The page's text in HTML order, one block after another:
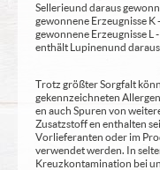
Sellerie und daraus
gewonnene Erzeugnisse K
gewonnene Erzeugnisse
enthält Lupinen und
Trotz größter Sorgfalt
gekennzeichneten
en auch Spuren von
Zusatzstoff en enthalten
Vorlieferanten oder im
verwendet werden. In
Kreuzkontamination bei